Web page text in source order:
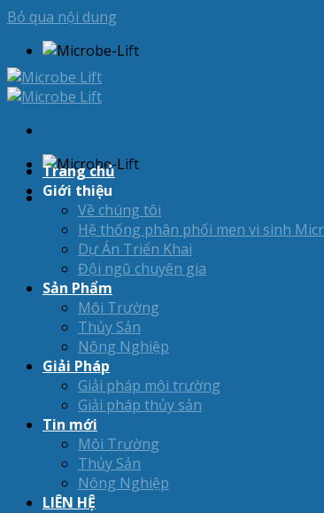
Bỏ qua nội dung
Trang chủ
Giới thiệu
Về chúng tôi
Hệ thống phân phối men vi sinh
Dự Án Triển Khai
Đội ngũ chuyên gia
Sản Phẩm
Môi Trường
Thủy Sản
Nông Nghiệp
Giải Pháp
Giải pháp môi trường
Giải pháp thủy sản
Tin mới
Môi Trường
Thủy Sản
Nông Nghiệp
LIÊN HỆ